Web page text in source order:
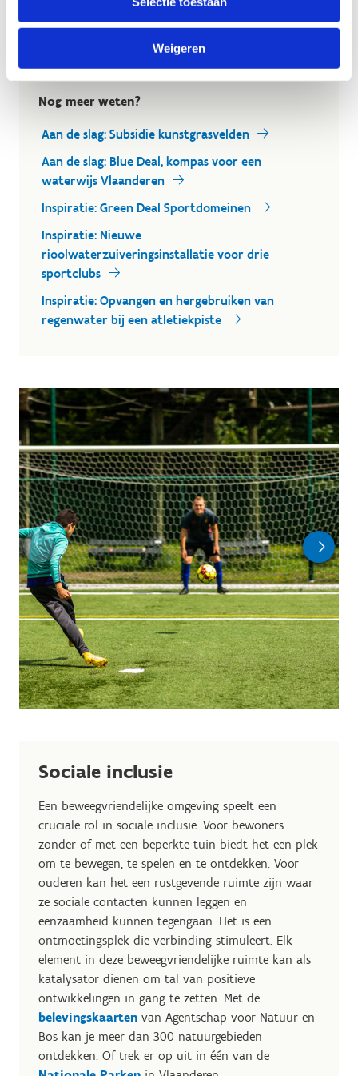
Weigeren
op sportvelden vermindert én het een
Nog meer weten?
Aan de slag: Subsidie kunstgrasvelden
Aan de slag: Blue Deal, kompas voor een
waterwijs Vlaanderen
Inspiratie: Green Deal Sportdomeinen
Inspiratie: Nieuwe
rioolwaterzuiveringsinstallatie voor drie
sportclubs
Inspiratie: Opvangen en hergebruiken van
regenwater bij een atletiekpiste
Sociale inclusie
Een beweegvriendelijke omgeving speelt een
cruciale rol in sociale inclusie. Voor bewoners
zonder of met een beperkte tuin biedt het een plek
om te bewegen, te spelen en te ontdekken. Voor
ouderen kan het een rustgevende ruimte zijn waar
ze sociale contacten kunnen leggen en
eenzaamheid kunnen tegengaan. Het is een
ontmoetingsplek die verbinding stimuleert. Elk
element in deze beweegvriendelijke ruimte kan als
katalysator dienen om tal van positieve
ontwikkelingen in gang te zetten. Met de
belevingskaarten van Agentschap voor Natuur en
Bos kan je meer dan 300 natuurgebieden
ontdekken. Of trek er op uit in één van de